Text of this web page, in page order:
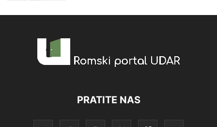
PRATITE NAS